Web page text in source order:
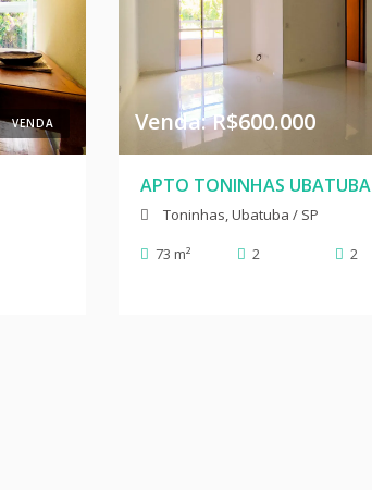
VENDA Venda: R$600.000
APTO TONINHAS UBATUBA
Toninhas, Ubatuba / SP
73 m²
2 2